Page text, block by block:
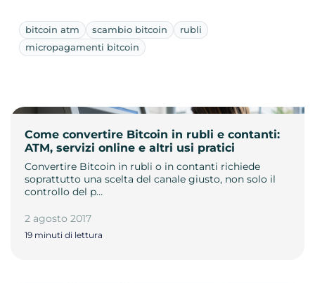
bitcoin atm scambio bitcoin
rubli
micropagamenti bitcoin
Come convertire Bitcoin in rubli e contanti:
ATM, servizi online e altri usi pratici
Convertire Bitcoin in rubli o in contanti richiede
soprattutto una scelta del canale giusto, non solo il
controllo del p…
2 agosto 2017
19 minuti di lettura